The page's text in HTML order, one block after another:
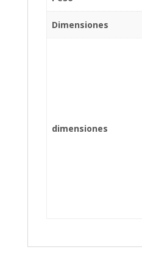
Dimensiones
dimensiones